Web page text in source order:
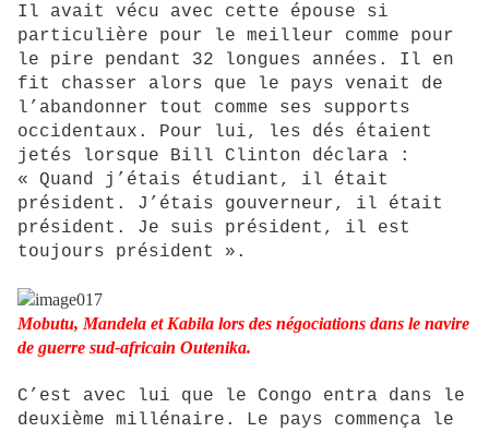
Il avait vécu avec cette épouse si
particulière pour le meilleur comme pour
le pire pendant 32 longues années. Il en
fit chasser alors que le pays venait de
l’abandonner tout comme ses supports
occidentaux. Pour lui, les dés étaient
jetés lorsque Bill Clinton déclara :
« Quand j’étais étudiant, il était
président. J’étais gouverneur, il était
président. Je suis président, il est
toujours président ».
Mobutu, Mandela et Kabila lors des négociations dans le navire
de guerre sud-africain Outenika.
C’est avec lui que le Congo entra dans le
deuxième millénaire. Le pays commença le